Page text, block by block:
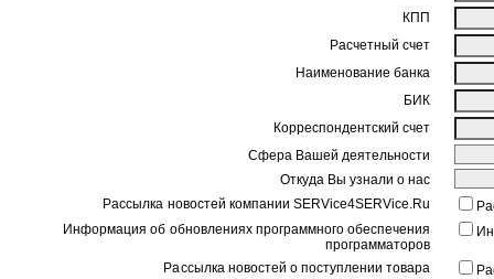
КПП
Расчетный счет
Наименование банка
БИК
Корреспондентский счет
Сфера Вашей деятельности
Откуда Вы узнали о нас
Рассылка новостей компании SERVice4SERVice.Ru
Информация об обновлениях программного обеспечения
программаторов
Рассылка новостей о поступлении товара